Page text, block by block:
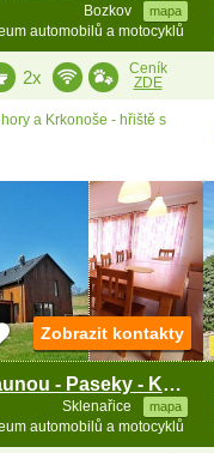
Bozkov mapa
automobilů a motocyklů
2x
Ceník
ZDE
a Krkonoše - hřiště s
Dvě chalupy se saunou - Paseky - Krkonoše
Sklenařice mapa
automobilů a motocyklů
Zobrazit kontakty